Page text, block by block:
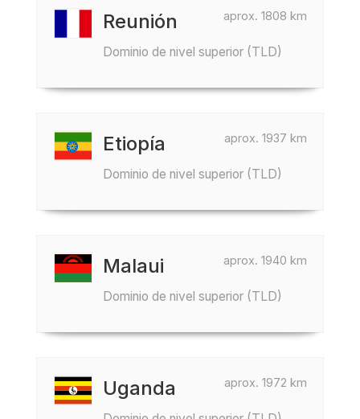
aprox. 1808 km
Reunión
Dominio de nivel superior (TLD)
aprox. 1937 km
Etiopía
Dominio de nivel superior (TLD)
aprox. 1940 km
Malaui
Dominio de nivel superior (TLD)
aprox. 1972 km
Uganda